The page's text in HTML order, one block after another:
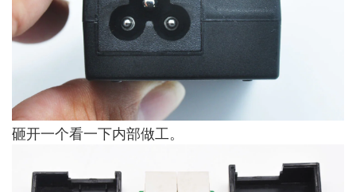
砸开一个看一下内部做工。